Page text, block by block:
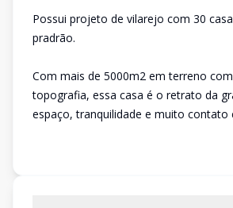
Possui projeto de vilarejo com 30
pradrão.
Com mais de 5000m2 em terreno
topografia, essa casa é o retrato da
espaço, tranquilidade e muito contato